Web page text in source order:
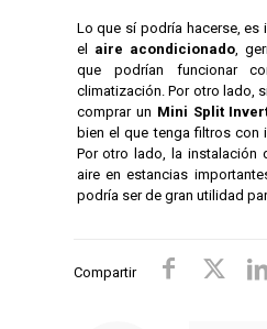
Lo que sí podría hacerse, es
el aire acondicionado,
que podrían funcionar
climatización. Por otro lado,
comprar un Mini Split
bien el que tenga filtros con
Por otro lado, la instalación
aire en estancias
podría ser de gran utilidad
Compartir